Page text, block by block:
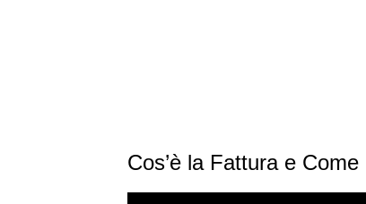
Cos’è la Fattura e